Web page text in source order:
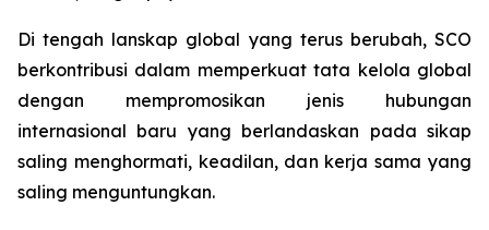
Di tengah lanskap global yang terus berubah, SCO
berkontribusi dalam memperkuat tata kelola global
dengan mempromosikan jenis hubungan
internasional baru yang berlandaskan pada sikap
saling menghormati, keadilan, dan kerja sama yang
saling menguntungkan.